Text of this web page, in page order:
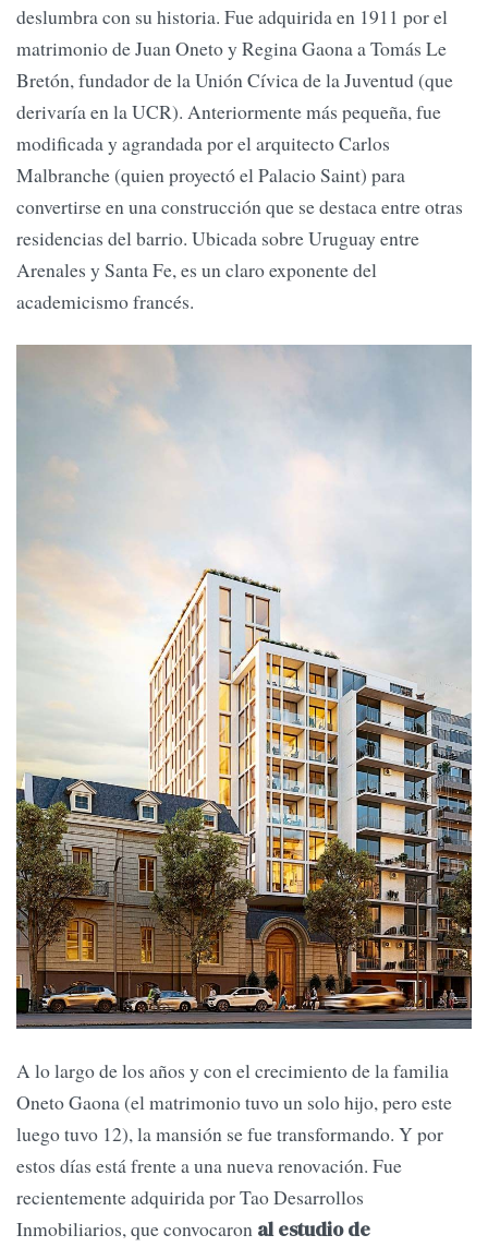
deslumbra con su historia. Fue adquirida en 1911 por el
matrimonio de Juan Oneto y Regina Gaona a Tomás Le
Bretón, fundador de la Unión Cívica de la Juventud (que
derivaría en la UCR). Anteriormente más pequeña, fue
modificada y agrandada por el arquitecto Carlos
Malbranche (quien proyectó el Palacio Saint) para
convertirse en una construcción que se destaca entre otras
residencias del barrio. Ubicada sobre Uruguay entre
Arenales y Santa Fe, es un claro exponente del
academicismo francés.
A lo largo de los años y con el crecimiento de la familia
Oneto Gaona (el matrimonio tuvo un solo hijo, pero este
luego tuvo 12), la mansión se fue transformando. Y por
estos días está frente a una nueva renovación. Fue
recientemente adquirida por Tao Desarrollos
Inmobiliarios, que convocaron al estudio de